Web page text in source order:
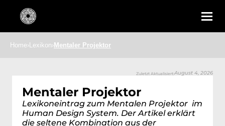
Home›Lexikon› Mentaler Projektor
Zuletzt Aktualisiert:August 4, 2026
Mentaler Projektor
Lexikoneintrag zum Mentalen Projektor  im
Human Design System. Der Artikel erklärt
die seltene Kombination aus der